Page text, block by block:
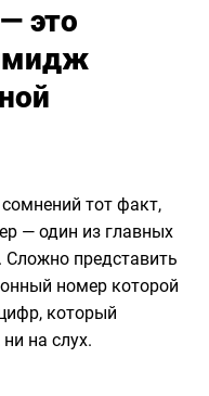
это
тот факт,
— один из главных
Сложно представить
номер которой
который
на слух.